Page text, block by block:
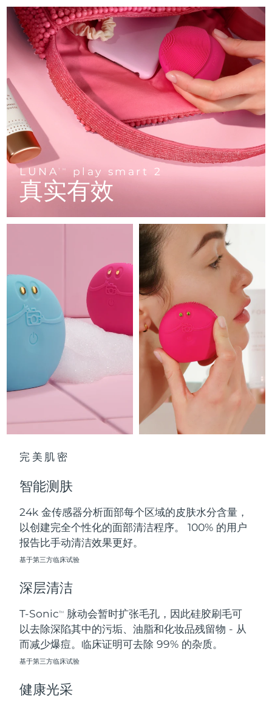
LUNATM play smart 2
真实有效
完美肌密
智能测肤
24k 金传感器分析面部每个区域的皮肤水分含量，
以创建完全个性化的面部清洁程序。 100% 的用户
报告比手动清洁效果更好。
基于第三方临床试验
深层清洁
T-SonicTM
脉动会暂时扩张毛孔，因此硅胶刷毛可
以去除深陷其中的污垢、油脂和化妆品残留物 - 从
而减少爆痘。临床证明可去除 99% 的杂质。
基于第三方临床试验
健康光采
Travel-friendly IPL hair removal
PEACH™ Cooling Prep Gel
Cooling IPL hair removal gel
Firming body serum
ESPADA™ 2
Acne treatment device
ESPADA™ Blemish Solution
Concentrated acne gel
ESPADA™ 设备
All acne treatment devices
IRIS™ 2
Rejuvenating eye massager
眼部护肤
Advanced eye care treatment
眼部护理设备
All revitalizing eye massagers
KIWI™ derma
Diamond microdermabrasion .
KIWI™
Blackhead remover
KIWI™ 皮肤护理
Advanced pore care essentials
LUNA™ 4 hair
2-in-1 LED scalp massager
FLIP™ play advanced
LED light hairbrush
LUNA™ Dual-Peptide Scalp
For healthy hair
牙齿美白
NEW
issa™ Teeth Whitening Set
Dual LED + sonic device & 18% PAP gel
issa™ Teeth Whitening Gel
18% PAP
更多的
护肤品 男士
FOREO APP
关于我们
匈牙利 预计送达日期 8/8/26
冰岛 预计送达日期8/9/26
印度尼西亚 预计送达日期8/6/26
爱尔兰 预计送达日期8/8/26
马恩岛
以色列 预计送达日期8/12/26
意大利
日本 预计送达日期8/11/26
预计送达日期 8/13/26
哈萨克斯坦 8/10/26
科威特 预计送达日期 8/8/26
拉脱维亚 预计送达日期 8/8/26
预计送达日期 8/9/26
立陶宛 预计送达日期 8/8/26
卢森堡 8/8/26
马耳他
墨西哥 预计送达日期 8/12/26
摩纳哥
荷兰
新西兰 预计送达日期8/8/26
挪威 预计送达日期